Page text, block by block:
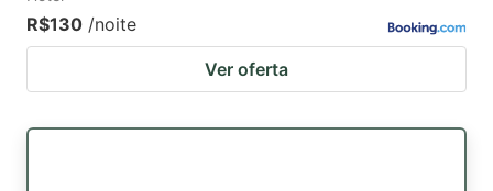
R$130 /noite
Ver oferta